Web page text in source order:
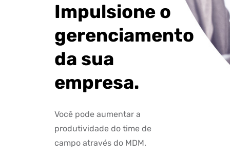
Impulsione o
gerenciamento
da sua
empresa.
Você pode aumentar a
produtividade do time de
campo através do MDM.